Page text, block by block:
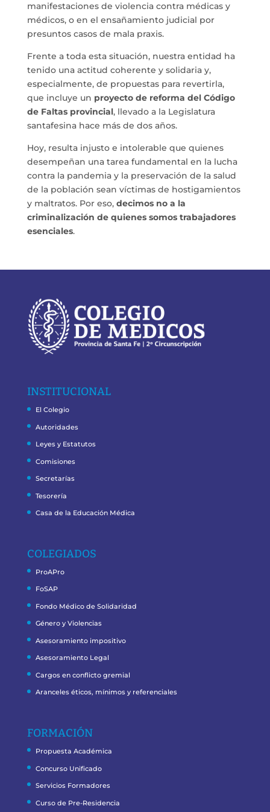
manifestaciones de violencia contra médicas y
médicos, o en el ensañamiento judicial por
presuntos casos de mala praxis.
Frente a toda esta situación, nuestra entidad ha
tenido una actitud coherente y solidaria y,
especialmente, de propuestas para revertirla,
que incluye un proyecto de reforma del Código
de Faltas provincial, llevado a la Legislatura
santafesina hace más de dos años.
Hoy, resulta injusto e intolerable que quienes
desempeñan una tarea fundamental en la lucha
contra la pandemia y la preservación de la salud
de la población sean víctimas de hostigamientos
y maltratos. Por eso, decimos no a la
criminalización de quienes somos trabajadores
esenciales.
INSTITUCIONAL
El Colegio
Autoridades
Leyes y Estatutos
Comisiones
Secretarías
Tesorería
Casa de la Educación Médica
COLEGIADOS
ProAPro
FoSAP
Fondo Médico de Solidaridad
Género y Violencias
Asesoramiento impositivo
Asesoramiento Legal
Cargos en conflicto gremial
Aranceles éticos, mínimos y referenciales
FORMACIÓN
Propuesta Académica
Concurso Unificado
Servicios Formadores
Curso de Pre-Residencia